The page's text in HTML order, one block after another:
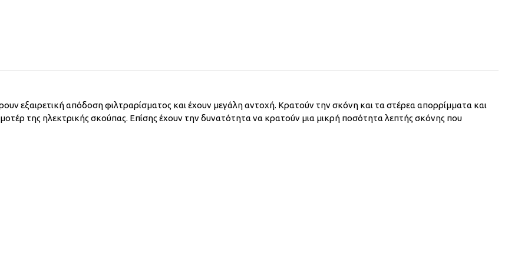
εξαιρετική απόδοση φιλτραρίσματος και έχουν μεγάλη αντοχή. Κρατούν την σκόνη και τα στέρεα απορρίμματα και
της ηλεκτρικής σκούπας. Επίσης έχουν την δυνατότητα να κρατούν μια μικρή ποσότητα λεπτής σκόνης που